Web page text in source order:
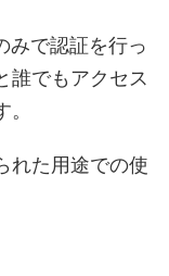
みで認証を行っ
誰でもアクセス
れた用途での使